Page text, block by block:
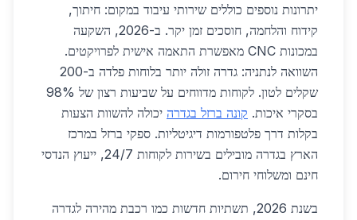
יתרונות נוספים כוללים שירותי עיבוד במקום: חיתוך,
קידוח והלחמה, חוסכים זמן יקר. ב-2026, השקעה
במכונות CNC מאפשרת התאמה אישית לפרויקטים.
השוואה לנתניה: גדרה זולה יותר בלוחות פלדה ב-200
שקלים לטון. לקוחות מדווחים על שביעות רצון של 98%
בסקרי איכות. קונה ברזל בגדרה יכולה להשוות הצעות
בקלות דרך פלטפורמות דיגיטליות. ספקי ברזל במרכז
הארץ בגדרה מובילים בשירות לקוחות 24/7, ייעוץ הנדסי
חינם ומשלוחי חירום.
בשנת 2026, תשתיות חדשות כמו רכבת מהירה לגדרה